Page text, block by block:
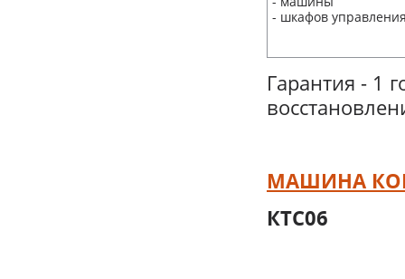
- шкафов
Гарантия - 1
МАШИНА
КТС06